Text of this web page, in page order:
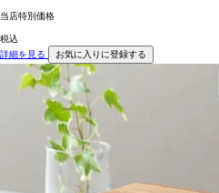
当店特別価格
税込
詳細を見る
お気に入りに登録する